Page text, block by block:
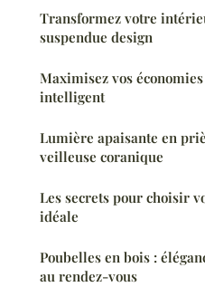
Transformez votre
suspendue design
Maximisez vos
intelligent
Lumière apaisante en
veilleuse coranique
Les secrets pour choisir
idéale
Poubelles en bois :
au rendez-vous